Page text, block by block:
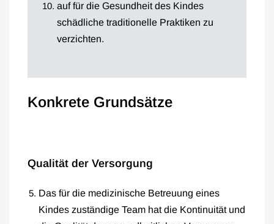
auf für die Gesundheit des Kindes
schädliche traditionelle Praktiken zu
verzichten.
Konkrete Grundsätze
Qualität der Versorgung
Das für die medizinische Betreuung eines
Kindes zuständige Team hat die Kontinuität und